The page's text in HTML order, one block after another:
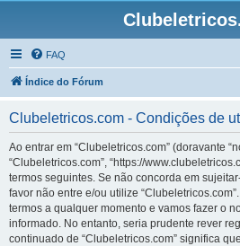
FAQ
Índice do Fórum
Clubeletricos.com - Condições de
Ao entrar em “Clubeletricos.com” (doravante
“Clubeletricos.com”, “https://
termos seguintes. Se não concorda em
favor não entre e/ou utilize
termos a qualquer momento e vamos fazer o
informado. No entanto, seria prudente rever
continuado de “Clubeletricos.com” significa